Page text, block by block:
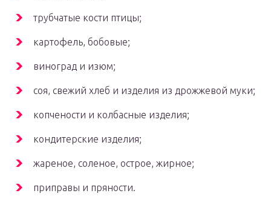
трубчатые кости птицы;
картофель, бобовые;
виноград и изюм;
соя, свежий хлеб и изделия из дрожжевой муки;
копчености и колбасные изделия;
кондитерские изделия;
жареное, соленое, острое, жирное;
приправы и пряности.